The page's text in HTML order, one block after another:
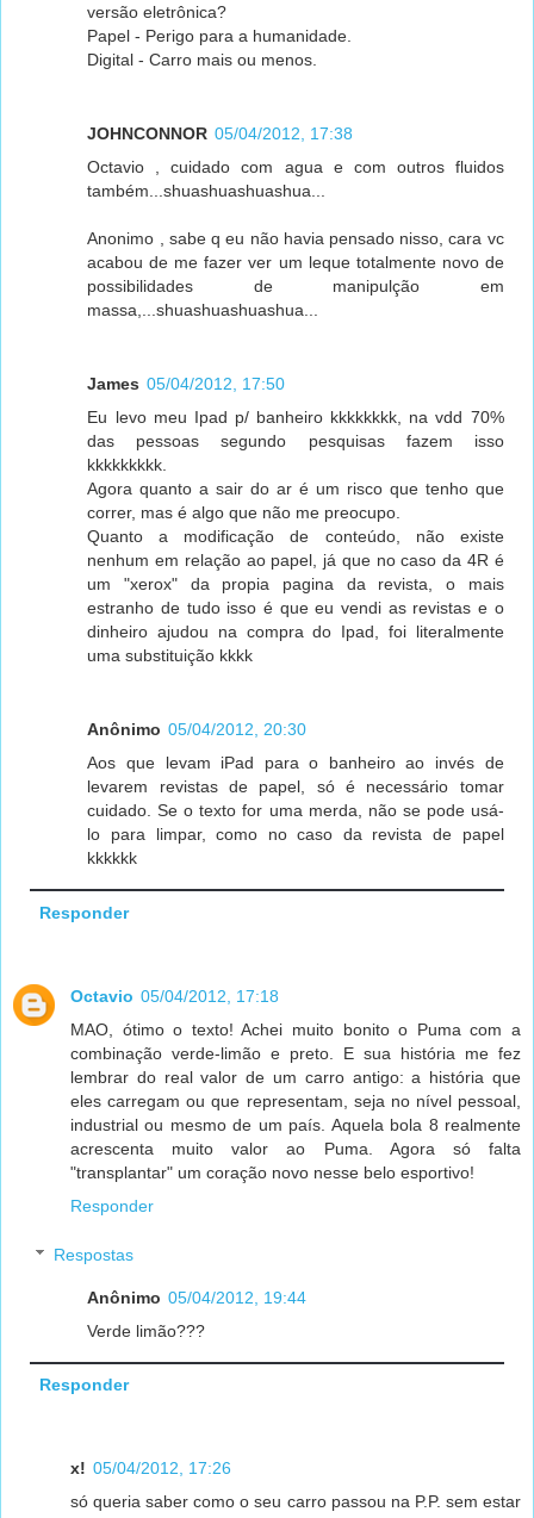
versão eletrônica?
Papel - Perigo para a humanidade.
Digital - Carro mais ou menos.
JOHNCONNOR 05/04/2012, 17:38
Octavio , cuidado com agua e com outros fluidos
também...shuashuashuashua...
Anonimo , sabe q eu não havia pensado nisso, cara vc
acabou de me fazer ver um leque totalmente novo de
possibilidades de manipulção em
massa,...shuashuashuashua...
James 05/04/2012, 17:50
Eu levo meu Ipad p/ banheiro kkkkkkkk, na vdd 70%
das pessoas segundo pesquisas fazem isso
kkkkkkkkk.
Agora quanto a sair do ar é um risco que tenho que
correr, mas é algo que não me preocupo.
Quanto a modificação de conteúdo, não existe
nenhum em relação ao papel, já que no caso da 4R é
um "xerox" da propia pagina da revista, o mais
estranho de tudo isso é que eu vendi as revistas e o
dinheiro ajudou na compra do Ipad, foi literalmente
uma substituição kkkk
Anônimo 05/04/2012, 20:30
Aos que levam iPad para o banheiro ao invés de
levarem revistas de papel, só é necessário tomar
cuidado. Se o texto for uma merda, não se pode usá-
lo para limpar, como no caso da revista de papel
kkkkkk
Responder
Octavio 05/04/2012, 17:18
MAO, ótimo o texto! Achei muito bonito o Puma com a
combinação verde-limão e preto. E sua história me fez
lembrar do real valor de um carro antigo: a história que
eles carregam ou que representam, seja no nível pessoal,
industrial ou mesmo de um país. Aquela bola 8 realmente
acrescenta muito valor ao Puma. Agora só falta
"transplantar" um coração novo nesse belo esportivo!
Responder
Respostas
Anônimo 05/04/2012, 19:44
Verde limão???
Responder
x! 05/04/2012, 17:26
só queria saber como o seu carro passou na P.P. sem estar